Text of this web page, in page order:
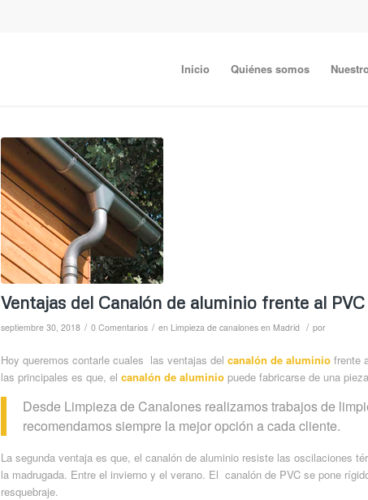
Inicio Quiénes somos
Ventajas del Canalón de aluminio frente al PVC
septiembre 30, 2018 / 0 Comentarios / en Limpieza de canalones en Madrid / por
Hoy queremos contarle cuales las ventajas del canalón de aluminio frente
las principales es que, el canalón de aluminiopuede fabricarse de una
Desde Limpieza de Canalones realizamos trabajos de
recomendamos siempre la mejor opción a cada cliente.
La segunda ventaja es que, el canalón de aluminio resiste las oscilaciones
la madrugada. Entre el invierno y el verano. El canalón de PVC se pone
resquebraje.